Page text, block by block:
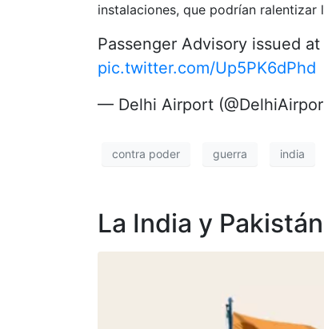
instalaciones, que podrían ralentizar
Passenger Advisory issued
pic.twitter.com/Up5PK6dPhd
— Delhi Airport
contra poder guerra india
La India y